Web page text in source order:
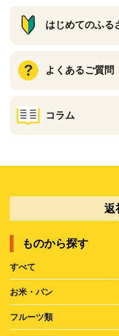
はじめてのふる
よくあるご質問
コラム
返
ものから探す
すべて
お米・パン
フルーツ類